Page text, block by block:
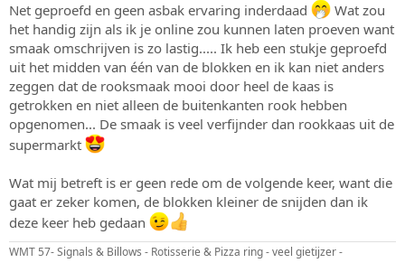
Net geproefd en geen asbak ervaring inderdaad
Wat zou
het handig zijn als ik je online zou kunnen laten proeven want
smaak omschrijven is zo lastig..... Ik heb een stukje geproefd
uit het midden van één van de blokken en ik kan niet anders
zeggen dat de rooksmaak mooi door heel de kaas is
getrokken en niet alleen de buitenkanten rook hebben
opgenomen... De smaak is veel verfijnder dan rookkaas uit de
supermarkt
Wat mij betreft is er geen rede om de volgende keer, want die
gaat er zeker komen, de blokken kleiner de snijden dan ik
deze keer heb gedaan
WMT 57- Signals & Billows - Rotisserie & Pizza ring - veel gietijzer -